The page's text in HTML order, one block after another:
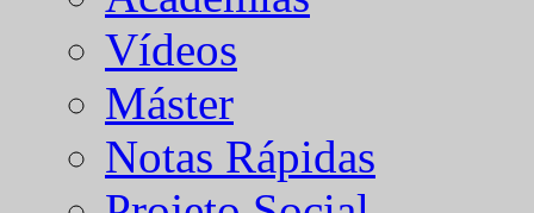
Vídeos
Máster
Notas Rápidas